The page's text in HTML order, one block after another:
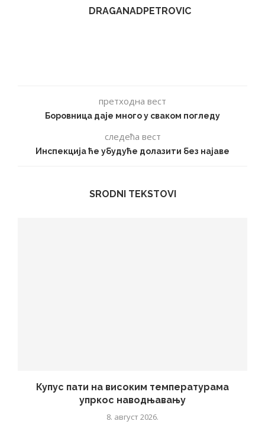
DRAGANADPETROVIC
претходна вест
Боровница даје много у сваком погледу
следећа вест
Инспекција ће убудуће долазити без најаве
SRODNI TEKSTOVI
Купус пати на високим температурама
упркос наводњавању
8. август 2026.